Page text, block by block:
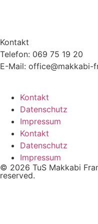
Kontakt
Telefon: 069 75 19 20
E-Mail: office@makkabi-
Kontakt
Datenschutz
Impressum
Kontakt
Datenschutz
Impressum
© 2026 TuS Makkabi
reserved.